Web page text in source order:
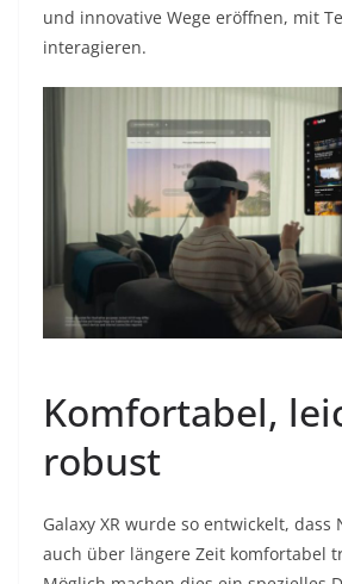
und innovative Wege eröffnen, mit
interagieren.
Komfortabel,
robust
Galaxy XR wurde so entwickelt,
auch über längere Zeit komfortabel